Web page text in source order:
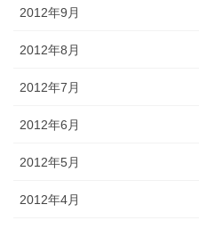
2012年9月
2012年8月
2012年7月
2012年6月
2012年5月
2012年4月